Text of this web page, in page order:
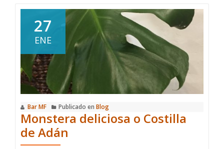
de
interior
para
este
otoño
27
ENE
Bar MF Publicado en Blog
Monstera deliciosa o Costilla
de Adán